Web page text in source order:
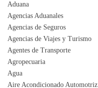
Aduana
Agencias Aduanales
Agencias de Seguros
Agencias de Viajes y Turismo
Agentes de Transporte
Agropecuaria
Agua
Aire Acondicionado Automotriz